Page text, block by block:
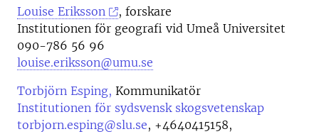
Louise Eriksson
, forskare
Institutionen för geografi vid Umeå Universitet
090-786 56 96
louise.eriksson@umu.se
Torbjörn Esping, Kommunikatör
Institutionen för sydsvensk skogsvetenskap
torbjorn.esping@slu.se, +4640415158,